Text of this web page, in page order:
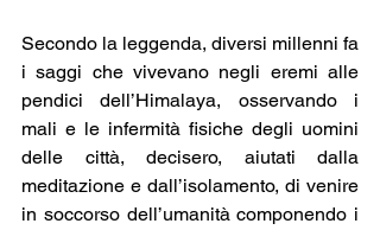
Secondo la leggenda, diversi millenni fa
i saggi che vivevano negli eremi alle
pendici dell’Himalaya, osservando i
mali e le infermità fisiche degli uomini
delle città, decisero, aiutati dalla
meditazione e dall’isolamento, di venire
in soccorso dell’umanità componendo i